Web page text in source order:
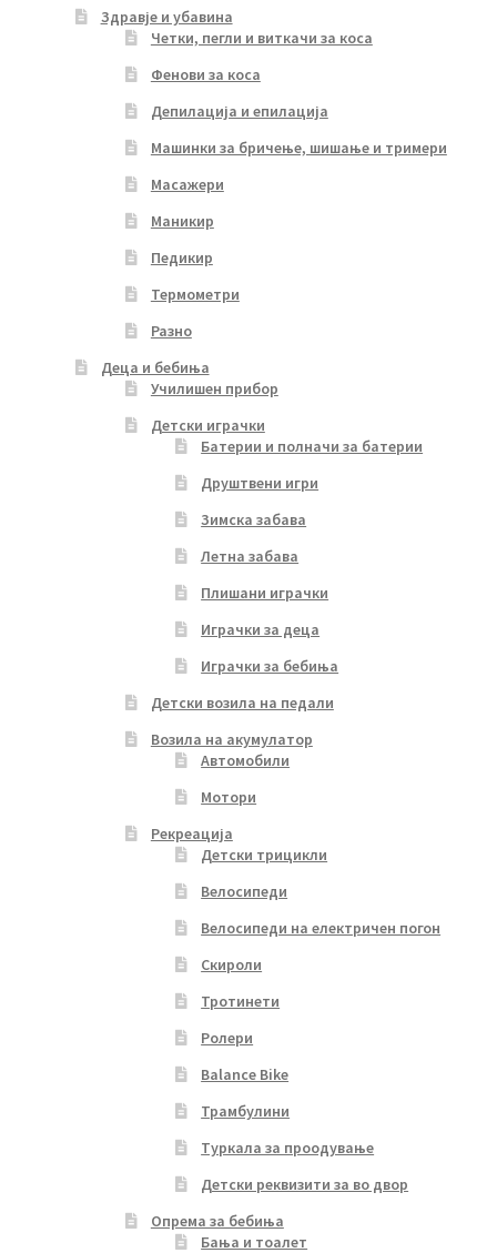
Здравје и убавина
Четки, пегли и виткачи за коса
Фенови за коса
Депилација и епилација
Машинки за бричење, шишање и тримери
Масажери
Маникир
Педикир
Термометри
Разно
Деца и бебиња
Училишен прибор
Детски играчки
Батерии и полначи за батерии
Друштвени игри
Зимска забава
Летна забава
Плишани играчки
Играчки за деца
Играчки за бебиња
Детски возила на педали
Возила на акумулатор
Автомобили
Мотори
Рекреација
Детски трицикли
Велосипеди
Велосипеди на електричен погон
Скироли
Тротинети
Ролери
Balance Bike
Трамбулини
Туркала за проодување
Детски реквизити за во двор
Опрема за бебиња
Бања и тоалет